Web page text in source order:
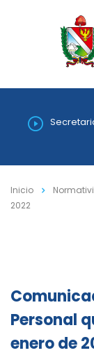
Inicio
2022
Personal
enero de